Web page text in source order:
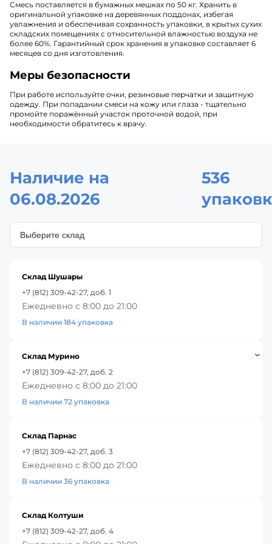
Смесь поставляется в бумажных мешках по 50 кг. Хранить в
оригинальной упаковке на деревянных поддонах, избегая
увлажнения и обеспечивая сохранность упаковки, в крытых сухих
складских помещениях с относительной влажностью воздуха не
более 60%. Гарантийный срок хранения в упаковке составляет 6
месяцев со дня изготовления.
Меры безопасности
При работе используйте очки, резиновые перчатки и защитную
одежду. При попадании смеси на кожу или глаза - тщательно
промойте поражённый участок проточной водой, при
необходимости обратитесь к врачу.
Наличие на
06.08.2026
536
Склад Шушары
+7 (812) 309-42-27, доб. 1
Ежедневно с 8:00 до 21:00
В наличии 184 упаковка
Склад Мурино
+7 (812) 309-42-27, доб. 2
Ежедневно с 8:00 до 21:00
В наличии 72 упаковка
Склад Парнас
+7 (812) 309-42-27, доб. 3
Ежедневно с 8:00 до 21:00
В наличии 36 упаковка
Склад Колтуши
+7 (812) 309-42-27, доб. 4